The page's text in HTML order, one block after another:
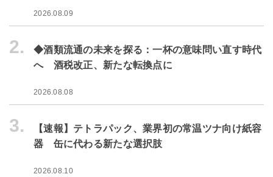
2026.08.09
2.
◆酒類流通の未来を探る：一杯の意味問い直す時代
へ 酒税改正、新たな転換点に
2026.08.08
3.
【速報】テトラパック、業界初の常温ツナ向け紙容
器 缶に代わる新たな選択肢
2026.08.10